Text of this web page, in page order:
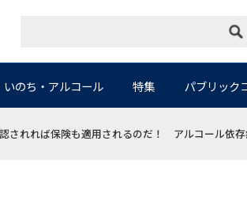
いのち・アルコール 特集 パブリック
されれば保険も適用されるのだ！ アルコール依